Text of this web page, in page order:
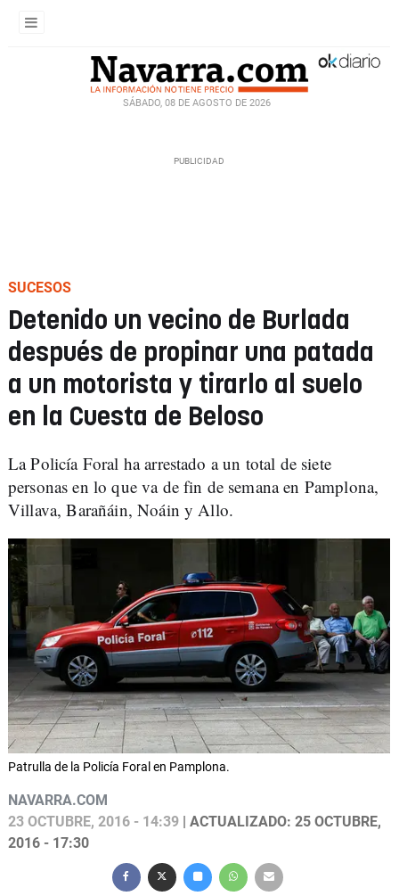
SÁBADO, 08 DE AGOSTO DE 2026
SUCESOS
Detenido un vecino de Burlada
después de propinar una patada
a un motorista y tirarlo al suelo
en la Cuesta de Beloso
La Policía Foral ha arrestado a un total de siete
personas en lo que va de fin de semana en Pamplona,
Villava, Barañáin, Noáin y Allo.
Patrulla de la Policía Foral en Pamplona.
NAVARRA.COM
23 OCTUBRE, 2016 - 14:39 | ACTUALIZADO: 25 OCTUBRE,
2016 - 17:30